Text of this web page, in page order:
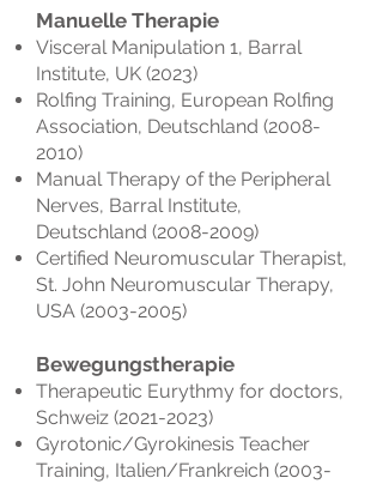
Manuelle Therapie
Visceral Manipulation 1, Barral
Institute, UK (2023)
Rolfing Training, European Rolfing
Association, Deutschland (2008-
2010)
Manual Therapy of the Peripheral
Nerves, Barral Institute,
Deutschland (2008-2009)
Certified Neuromuscular Therapist,
St. John Neuromuscular Therapy,
USA (2003-2005)
Bewegungstherapie
Therapeutic Eurythmy for doctors,
Schweiz (2021-2023)
Gyrotonic/Gyrokinesis Teacher
Training, Italien/Frankreich (2003-